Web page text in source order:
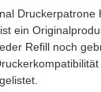
Druckerpatrone
ein
Refill noch